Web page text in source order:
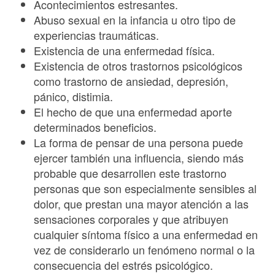
Acontecimientos estresantes.
Abuso sexual en la infancia u otro tipo de
experiencias traumáticas.
Existencia de una enfermedad física.
Existencia de otros trastornos psicológicos
como trastorno de ansiedad, depresión,
pánico, distimia.
El hecho de que una enfermedad aporte
determinados beneficios.
La forma de pensar de una persona puede
ejercer también una influencia, siendo más
probable que desarrollen este trastorno
personas que son especialmente sensibles al
dolor, que prestan una mayor atención a las
sensaciones corporales y que atribuyen
cualquier síntoma físico a una enfermedad en
vez de considerarlo un fenómeno normal o la
consecuencia del estrés psicológico.